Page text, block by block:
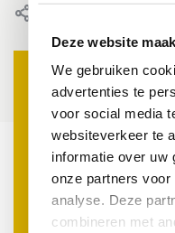
Deze website
We gebruiken
advertenties te
voor social media
websiteverkeer te
informatie over uw
onze partners
analyse. Deze
combineren met
Duurzaamheid
standaard in de
Lees meer